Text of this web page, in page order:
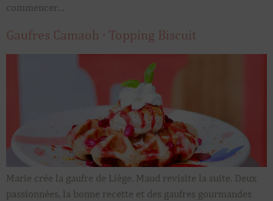
commencer…
Gaufres Camaoh · Topping Biscuit
Marie crée la gaufre de Liège. Maud revisite la suite. Deux
passionnées, la bonne recette et des gaufres gourmandes